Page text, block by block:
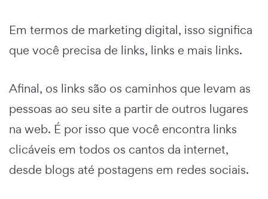
Em termos de marketing digital, isso significa
que você precisa de links, links e mais links.
Afinal, os links são os caminhos que levam as
pessoas ao seu site a partir de outros lugares
na web. É por isso que você encontra links
clicáveis em todos os cantos da internet,
desde blogs até postagens em redes sociais.